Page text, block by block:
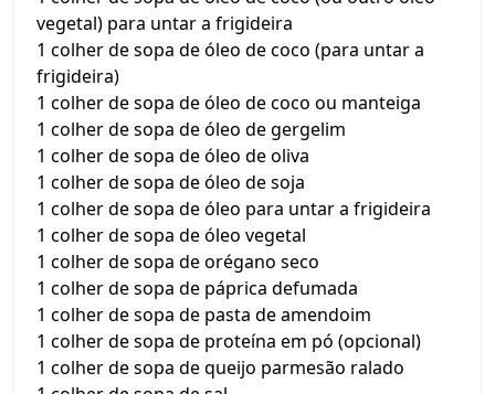
vegetal) para untar a frigideira
1 colher de sopa de óleo de coco (para untar a
frigideira)
1 colher de sopa de óleo de coco ou manteiga
1 colher de sopa de óleo de gergelim
1 colher de sopa de óleo de oliva
1 colher de sopa de óleo de soja
1 colher de sopa de óleo para untar a frigideira
1 colher de sopa de óleo vegetal
1 colher de sopa de orégano seco
1 colher de sopa de páprica defumada
1 colher de sopa de pasta de amendoim
1 colher de sopa de proteína em pó (opcional)
1 colher de sopa de queijo parmesão ralado